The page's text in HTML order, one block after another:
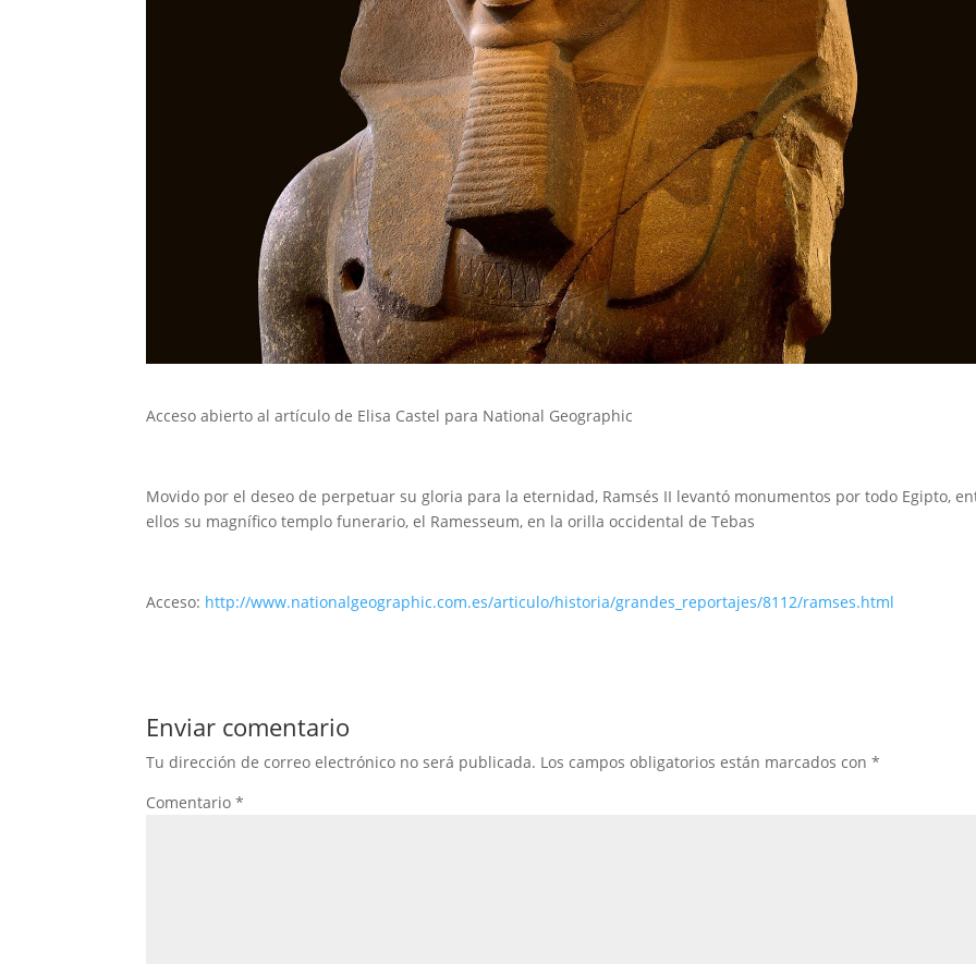
Acceso abierto al artículo de Elisa Castel para National Geographic
Movido por el deseo de perpetuar su gloria para la eternidad, Ramsés II levantó monumentos por todo Egipto,
ellos su magnífico templo funerario, el Ramesseum, en la orilla occidental de Tebas
Acceso: http://www.nationalgeographic.com.es/articulo/historia/grandes_reportajes/8112/ramses.html
Enviar comentario
Tu dirección de correo electrónico no será publicada. Los campos obligatorios están marcados con*
Comentario*